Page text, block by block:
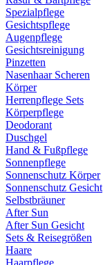
Spezialpflege
Gesichtspflege
Augenpflege
Gesichtsreinigung
Pinzetten
Nasenhaar Scheren
Körper
Herrenpflege Sets
Körperpflege
Deodorant
Duschgel
Hand & Fußpflege
Sonnenpflege
Sonnenschutz Körper
Sonnenschutz Gesicht
Selbstbräuner
After Sun
After Sun Gesicht
Sets & Reisegrößen
Haare
Haarpflege